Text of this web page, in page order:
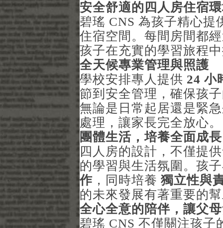
安全舒適的四人房住宿
碧瑤 CNS 為孩子精心提
住宿空間。每間房間都
孩子在充實的學習旅程
全天候專業管理與照護
學校安排專人提供 24 小
節到安全管理，確保孩
無論是日常起居還是緊
處理，讓家長完全放心。
團體生活，培養全面成長
四人房的設計，不僅提
的學習與生活氛圍。孩
作 ，同時培養 獨立性與
的未來發展有著重要的
全心全意的陪伴，讓父
碧瑤 CNS 不僅關注孩子